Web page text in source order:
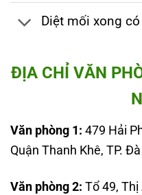
Diệt mối xong
ĐỊA CHỈ VĂN
Văn phòng 1: 479 Hải
Quận Thanh Khê, TP.
Văn phòng 2: Tổ 49, Thị